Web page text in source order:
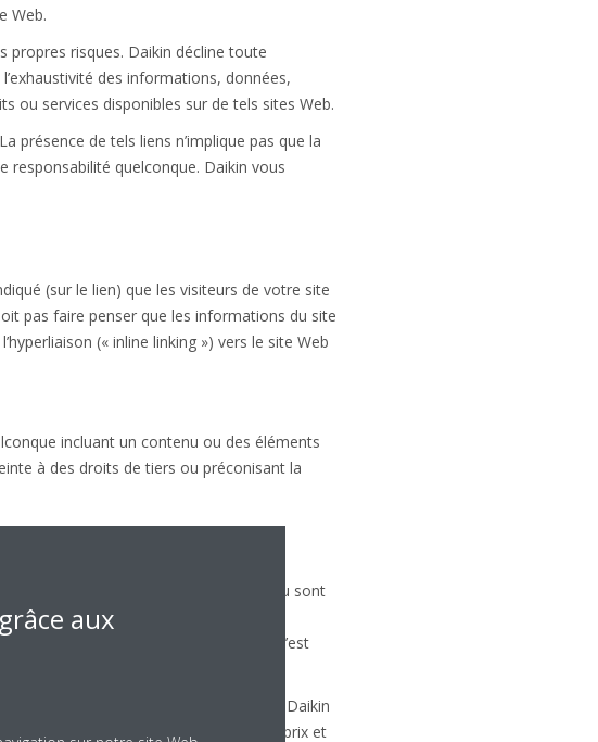
Web.
propres risques. Daikin décline toute
des informations, données,
ou services disponibles sur de tels sites Web.
présence de tels liens n’implique pas que la
responsabilité quelconque. Daikin vous
(sur le lien) que les visiteurs de votre site
pas faire penser que les informations du site
(« inline linking ») vers le site Web
incluant un contenu ou des éléments
à des droits de tiers ou préconisant la
du site Web
site Web et l’intégralité de son contenu sont
incluant, mais sans s’y limiter, les
d’adaptation à un usage particulier, n’est
Web.
et/ou des erreurs typographiques. Daikin
sur le site Web, y compris les prix et
aux